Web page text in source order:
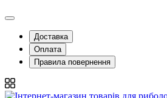
Доставка
Оплата
Правила повернення